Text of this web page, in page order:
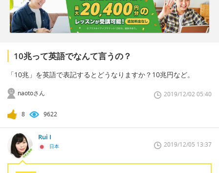
10兆って英語でなんて言うの？
「10兆」を英語で表記するとどうなりますか？10兆円など。
naotoさん 2019/12/02 05:40
8 9622
Rui I
日本 2019/12/05 13:37